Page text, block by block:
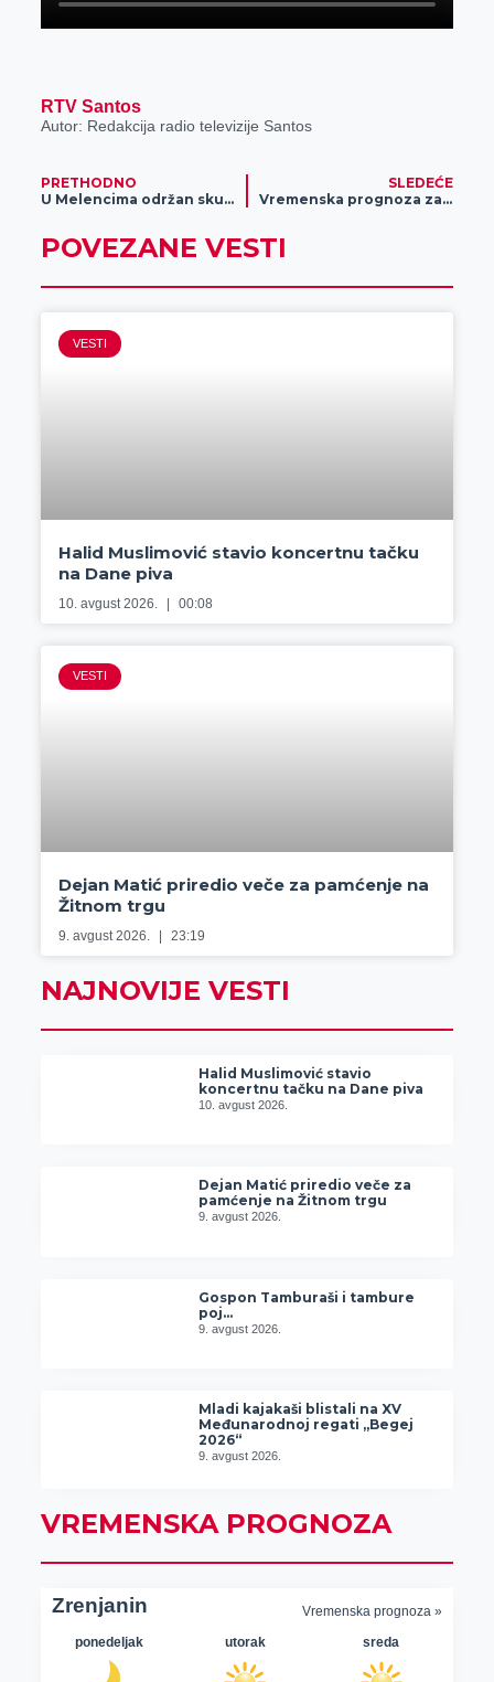
RTV Santos
Autor: Redakcija radio televizije Santos
PRETHODNO
U Melencima održan skup „Građani protiv blokada i nasilja“
SLEDEĆE
Vremenska prognoza za 29. septembar
POVEZANE VESTI
VESTI
Halid Muslimović stavio koncertnu tačku
na Dane piva
10. avgust 2026. 00:08
VESTI
Dejan Matić priredio veče za pamćenje na
Žitnom trgu
9. avgust 2026. 23:19
NAJNOVIJE VESTI
Halid Muslimović stavio
koncertnu tačku na Dane piva
10. avgust 2026.
Dejan Matić priredio veče za
pamćenje na Žitnom trgu
9. avgust 2026.
Gospon Tamburaši i tambure
poj…
9. avgust 2026.
Mladi kajakaši blistali na XV
Međunarodnoj regati „Begej
2026“
9. avgust 2026.
VREMENSKA PROGNOZA